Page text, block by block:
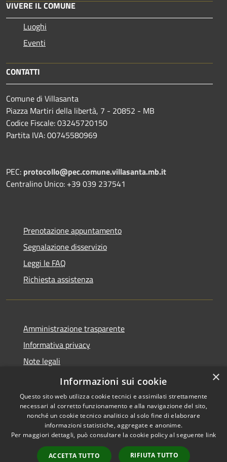
VIVERE IL COMUNE
Luoghi
Eventi
CONTATTI
Comune di Villasanta
Piazza Martiri della libertà, 7 - 20852 - MB
Codice Fiscale: 03245720150
Partita IVA: 00745580969
PEC: protocollo@pec.comune.villasanta.mb.it
Centralino Unico: +39 039 237541
Prenotazione appuntamento
Segnalazione disservizio
Leggi le FAQ
Richiesta assistenza
Amministrazione trasparente
Informativa privacy
Note legali
Dichiarazione di accessibilità
Accessibilità
Copyright © 2026 • Comune di
Villasanta • Powered by
Municipium•
Accesso
×
Informazioni sui cookie
Questo sito web utilizza cookie tecnici e assimilati strettamente
necessari al corretto funzionamento e alla navigazione del sito,
nonché un cookie tecnico analitico al solo fine di elaborare
informazioni statistiche, aggregate e anonime.
Per maggiori dettagli, può consultare la cookie policy al seguente link
ACCETTA TUTTO RIFIUTA TUTTO